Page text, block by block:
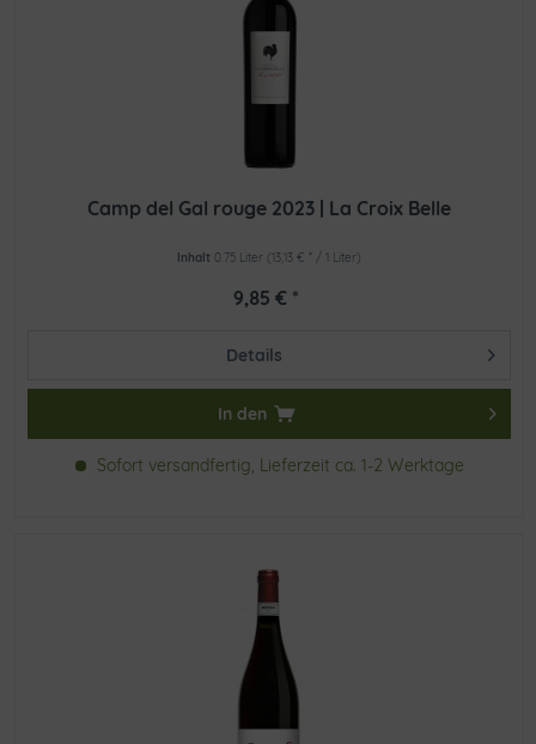
Camp del Gal rouge 2023 | La Croix Belle
Inhalt 0.75 Liter (13,13 € * / 1 Liter)
9,85 € *
Details
In den
Sofort versandfertig, Lieferzeit ca. 1-2 Werktage